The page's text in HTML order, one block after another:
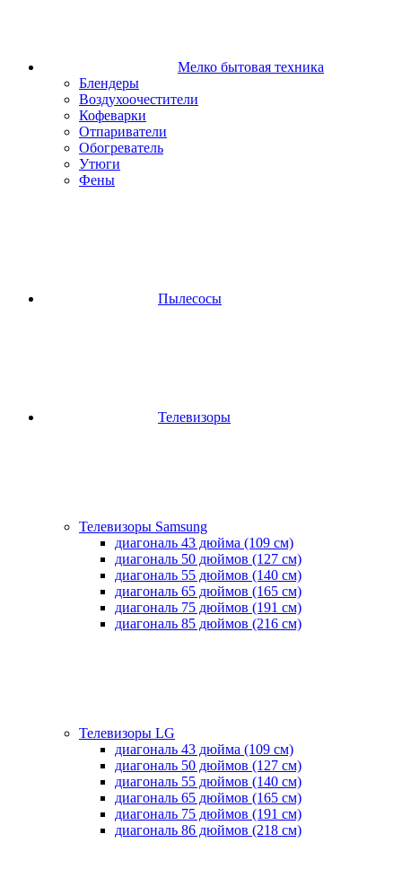
Мелко бытовая техника
Блендеры
Воздухоочестители
Кофеварки
Отпариватели
Обогреватель
Утюги
Фены
Пылесосы
Телевизоры
Телевизоры Samsung
диагональ 43 дюйма (109 см)
диагональ 50 дюймов (127 см)
диагональ 55 дюймов (140 cм)
диагональ 65 дюймов (165 cм)
диагональ 75 дюймов (191 см)
диагональ 85 дюймов (216 см)
Телевизоры LG
диагональ 43 дюйма (109 см)
диагональ 50 дюймов (127 см)
диагональ 55 дюймов (140 cм)
диагональ 65 дюймов (165 cм)
диагональ 75 дюймов (191 см)
диагональ 86 дюймов (218 см)